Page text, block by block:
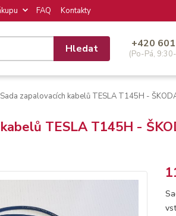
FAQ Kontakty
Hledat +420
(Po-Pá,
Sada zapalovacích kabelů TESLA T145H -
TESLA T145H -